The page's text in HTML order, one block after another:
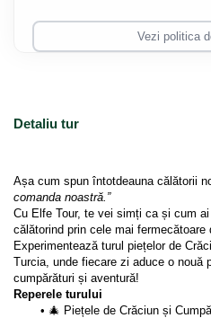
Detaliu tur
Așa cum spun întotdeauna călătorii
comanda noastră.”
Cu Elfe Tour, te vei simți ca și cum
călătorind prin cele mai
Experimentează turul piețelor de
Turcia, unde fiecare zi aduce o nouă
cumpărături și aventură!
Reperele turului
🎄 Piețele de Crăciun și
Vezi politica